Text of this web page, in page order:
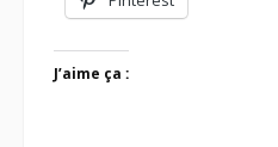
J’aime ça :